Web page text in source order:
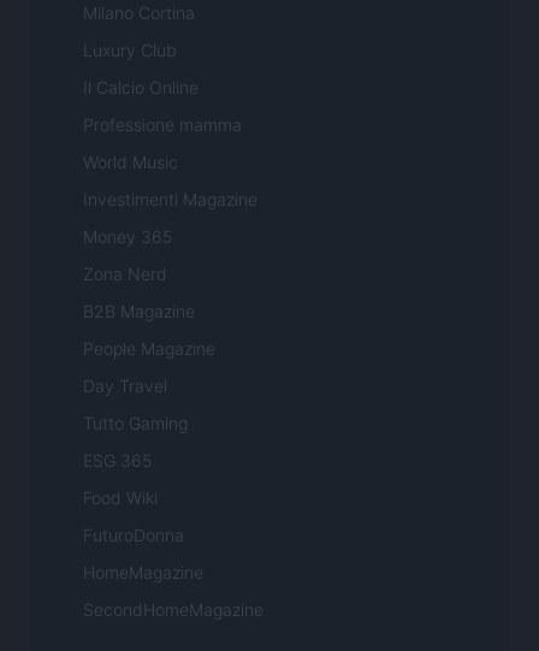
Milano Cortina
Luxury Club
Il Calcio Online
Professione mamma
World Music
Investimenti Magazine
Money 365
Zona Nerd
B2B Magazine
People Magazine
Day Travel
Tutto Gaming
ESG 365
Food Wiki
FuturoDonna
HomeMagazine
SecondHomeMagazine